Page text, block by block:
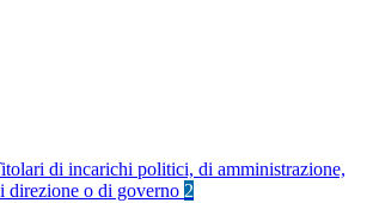
di incarichi politici, di amministrazione,
direzione o di governo 2